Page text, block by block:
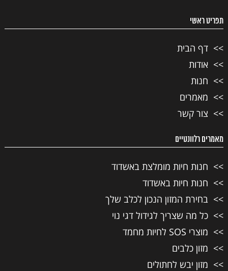
תפריט ראשי
דף הבית
אודות
חנות
מאמרים
צור קשר
מאמרים רלוונטיים
חנות חיות מומלצת באשדוד
חנות חיות באשדוד
בחירת המזון הנכון לכלב שלך
כל מה שצריך לגידול דגי נוי
מוצרי SOS לחיות מחמד
מזון כלבים
מזון יבש לחתולים